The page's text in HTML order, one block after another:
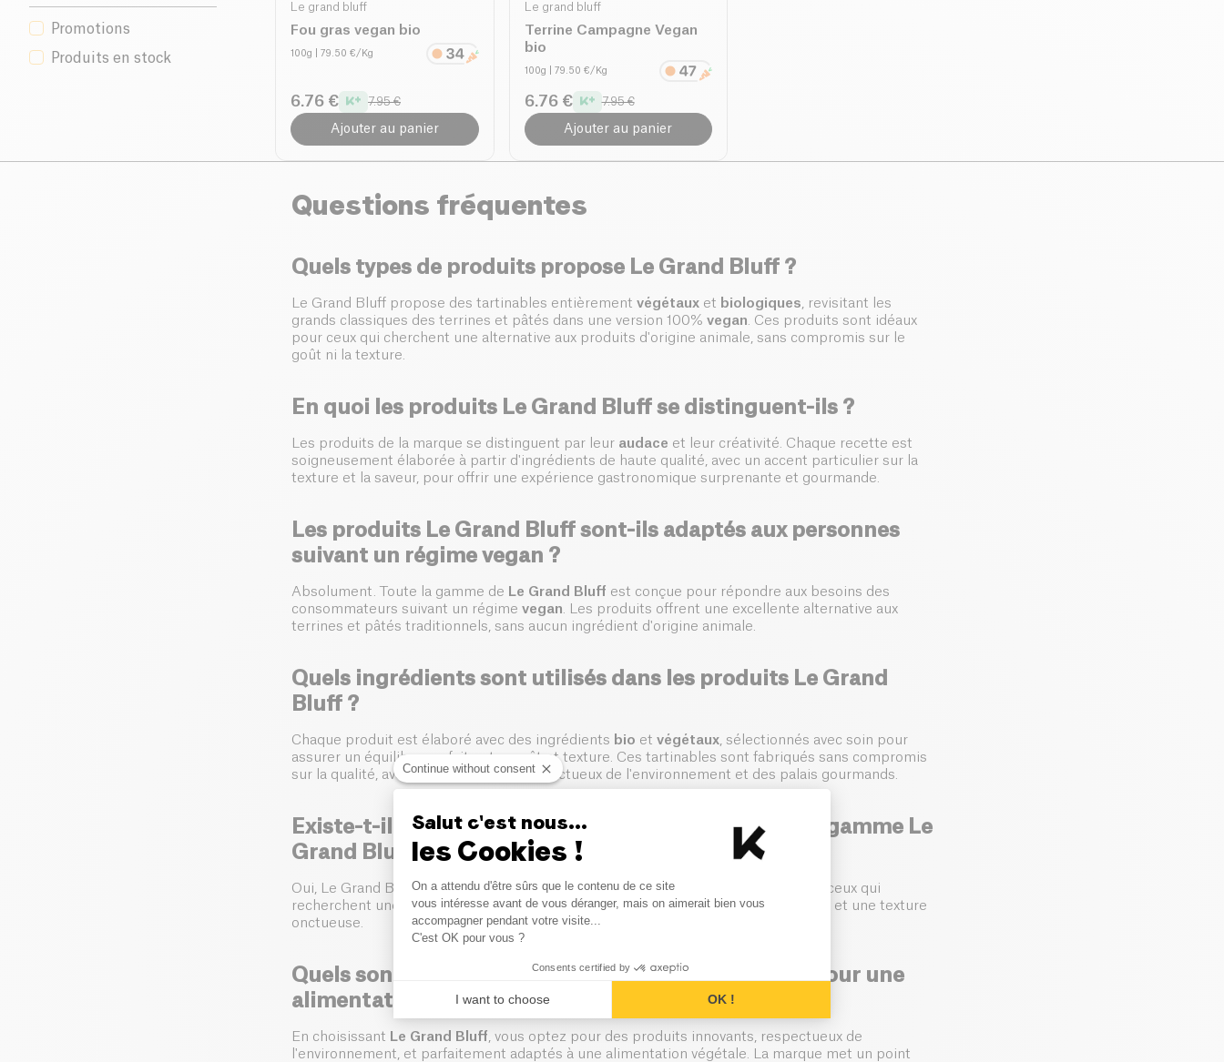
Promotions
Produits en stock
Le grand bluff
Fou gras vegan bio
100g | 79.50 €/Kg
6.76 € 7.95 €
Ajouter au panier
Le grand bluff
Terrine Campagne Vegan
bio
100g | 79.50 €/Kg
6.76 € 7.95 €
Ajouter au panier
Questions fréquentes
Quels types de produits propose Le Grand Bluff ?
Le Grand Bluff propose des tartinables entièrement végétaux et biologiques , revisitant les
grands classiques des terrines et pâtés dans une version 100% vegan . Ces produits sont idéaux
pour ceux qui cherchent une alternative aux produits d'origine animale, sans compromis sur le
goût ni la texture.
En quoi les produits Le Grand Bluff se distinguent-ils ?
Les produits de la marque se distinguent par leur audace et leur créativité. Chaque recette est
soigneusement élaborée à partir d'ingrédients de haute qualité, avec un accent particulier sur la
texture et la saveur, pour offrir une expérience gastronomique surprenante et gourmande.
Les produits Le Grand Bluff sont-ils adaptés aux personnes
suivant un régime vegan ?
Absolument. Toute la gamme de Le Grand Bluff est conçue pour répondre aux besoins des
consommateurs suivant un régime vegan . Les produits offrent une excellente alternative aux
terrines et pâtés traditionnels, sans aucun ingrédient d'origine animale.
Quels ingrédients sont utilisés dans les produits Le Grand
Bluff ?
Chaque produit est élaboré avec des ingrédients bio et végétaux , sélectionnés avec soin pour
assurer un équilibre parfait entre goût et texture. Ces tartinables sont fabriqués sans compromis
sur la qualité, avec des ingrédients respectueux de l'environnement et des palais gourmands.
Existe-t-il une alternative vegan au foie gras dans la gamme Le
Grand Bluff ?
Oui, Le Grand Bluff propose une alternative vegan appelée
, idéale pour ceux qui
recherchent une version végétale du foie gras, tout en conservant une saveur riche et une texture
onctueuse.
Quels sont les avantages de choisir Le Grand Bluff pour une
alimentation végétale ?
En choisissant Le Grand Bluff , vous optez pour des produits innovants, respectueux de
l'environnement, et parfaitement adaptés à une alimentation végétale. La marque met un point
Continue without consent
Salut c'est nous...
les Cookies !
Consent Management Platform: Personalize Your Options
On a attendu d'être sûrs que le contenu de ce site
vous intéresse avant de vous déranger, mais on aimerait bien vous
accompagner pendant votre visite...
C'est OK pour vous ?
Consents certified by
I want to choose OK !
Axeptio consent